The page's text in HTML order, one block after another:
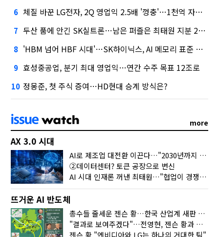
6 체질 바꾼 LG전자, 2Q 영업익 2.5배 '껑충'…1천억 자사주 태운다
7 두산 품에 안긴 SK실트론…남은 퍼즐은 최태원 지분 29.4%
8 'HBM 넘어 HBF 시대'…SK하이닉스, AI 메모리 표준 선점 나섰다
9 효성중공업, 분기 최대 영업익…연간 수주 목표 12조로
10 정몽준, 첫 주식 증여…HD현대 승계 방식은?
more
AX 3.0 시대
AI로 제조업 대전환 이끈다…"2030년까지 민관합동 20조 투자"
②데이터센터? 토큰 공장으로 변신
AI 시대 인재론 꺼낸 최태원…"협업이 경쟁력"
뜨거운 AI 반도체
총수들 줄세운 젠슨 황…한국 산업계 새판 짰다
"결과로 보여주겠다"…전영현, 젠슨 황과 HBM5 논의